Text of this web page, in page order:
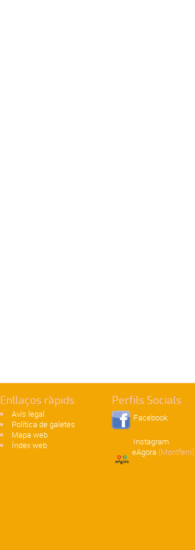
Enllaços ràpids
Avís legal
Política de galetes
Mapa web
Índex web
Perfils Socials
Facebook
Instagram
eAgora (Montferri)